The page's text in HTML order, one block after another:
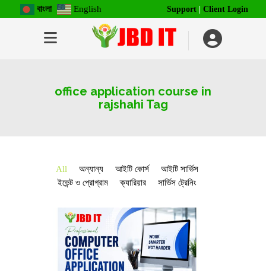
বাংলা English Support Client Login
office application course in
rajshahi Tag
All অন্যান্য আইটি কোর্স
আইটি সার্ভিস
ইভেন্ট ও প্রোগ্রাম
ক্যারিয়ার সার্ভিস ট্রেনিং